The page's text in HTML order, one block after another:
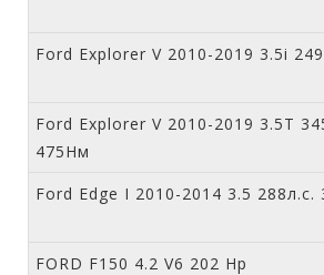
Ford Explorer V 2010-2019 3.5i
Ford Explorer V 2010-2019 3.5T
475Нм
Ford Edge I 2010-2014 3.5 288л.с.
FORD F150 4.2 V6 202 Hp